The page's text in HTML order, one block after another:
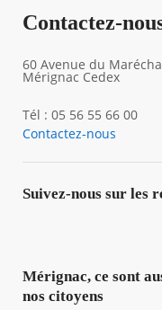
Contactez-
60 Avenue du
Mérignac Cedex
Tél : 05 56 55 66 00
Contactez-nous
Suivez-nous sur les
Mérignac, ce sont
nos citoyens